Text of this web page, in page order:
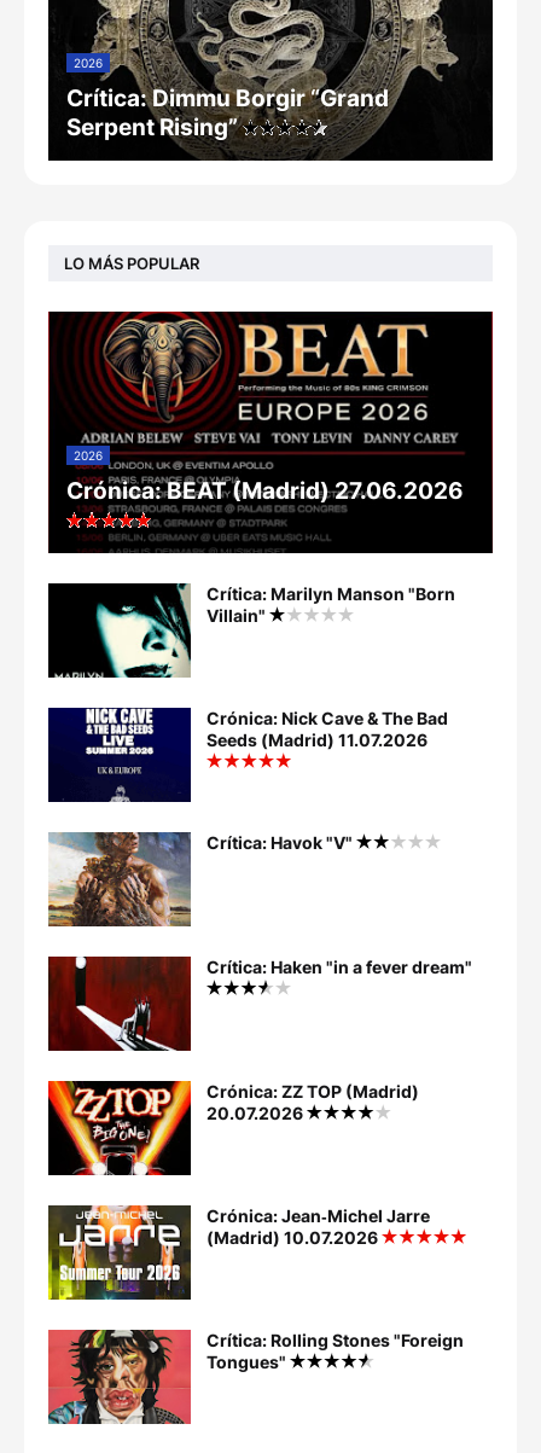
2026
Crítica: Dimmu Borgir “Grand
Serpent Rising”
LO MÁS POPULAR
2026
Crónica: BEAT (Madrid) 27.06.2026
Crítica: Marilyn Manson "Born
Villain"
Crónica: Nick Cave & The Bad
Seeds (Madrid) 11.07.2026
Crítica: Havok "V"
Crítica: Haken "in a fever dream"
Crónica: ZZ TOP (Madrid)
20.07.2026
Crónica: Jean‐Michel Jarre
(Madrid) 10.07.2026
Crítica: Rolling Stones "Foreign
Tongues"